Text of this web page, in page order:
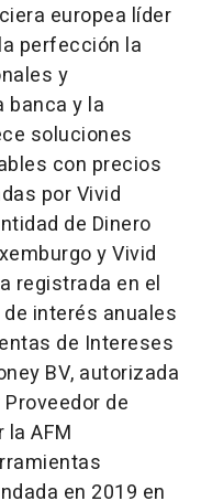
europea líder
perfección la
y
banca y la
soluciones
con precios
por Vivid
de Dinero
y Vivid
registrada en el
interés anuales
de Intereses
BV, autorizada
de
AFM
en 2019 en